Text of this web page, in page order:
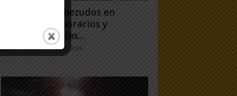
Gigantes y Cabezudos en
Tudela 2026: horarios y
recorridos en las...
Juanjo Ramos - 25 julio, 2026